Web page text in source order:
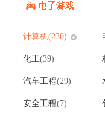
计算机(230)
化工(39)
汽车工程(29)
安全工程(7)